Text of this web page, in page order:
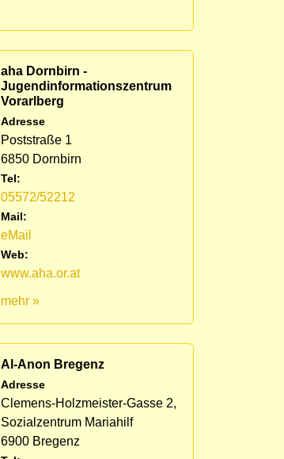
aha Dornbirn -
Jugendinformationszentrum
Vorarlberg
Adresse
Poststraße 1
6850 Dornbirn
Tel:
05572/52212
Mail:
eMail
Web:
www.aha.or.at
mehr »
Al-Anon Bregenz
Adresse
Clemens-Holzmeister-Gasse 2,
Sozialzentrum Mariahilf
6900 Bregenz